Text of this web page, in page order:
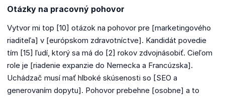
Otázky na pracovný pohovor
Vytvor mi top [10] otázok na pohovor pre [marketingového
riaditeľa] v [európskom zdravotníctve]. Kandidát povedie
tím [15] ľudí, ktorý sa má do [2] rokov zdvojnásobiť. Cieľom
role je [riadenie expanzie do Nemecka a Francúzska].
Uchádzač musí mať hlboké skúsenosti so [SEO a
generovaním dopytu]. Pohovor prebehne [osobne] a to